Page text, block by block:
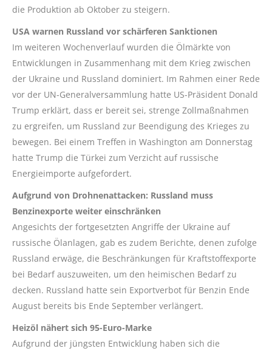
die Produktion ab Oktober zu steigern.
USA warnen Russland vor schärferen Sanktionen
Im weiteren Wochenverlauf wurden die Ölmärkte von
Entwicklungen in Zusammenhang mit dem Krieg zwischen
der Ukraine und Russland dominiert. Im Rahmen einer Rede
vor der UN-Generalversammlung hatte US-Präsident Donald
Trump erklärt, dass er bereit sei, strenge Zollmaßnahmen
zu ergreifen, um Russland zur Beendigung des Krieges zu
bewegen. Bei einem Treffen in Washington am Donnerstag
hatte Trump die Türkei zum Verzicht auf russische
Energieimporte aufgefordert.
Aufgrund von Drohnenattacken: Russland muss
Benzinexporte weiter einschränken
Angesichts der fortgesetzten Angriffe der Ukraine auf
russische Ölanlagen, gab es zudem Berichte, denen zufolge
Russland erwäge, die Beschränkungen für Kraftstoffexporte
bei Bedarf auszuweiten, um den heimischen Bedarf zu
decken. Russland hatte sein Exportverbot für Benzin Ende
August bereits bis Ende September verlängert.
Heizöl nähert sich 95-Euro-Marke
Aufgrund der jüngsten Entwicklung haben sich die